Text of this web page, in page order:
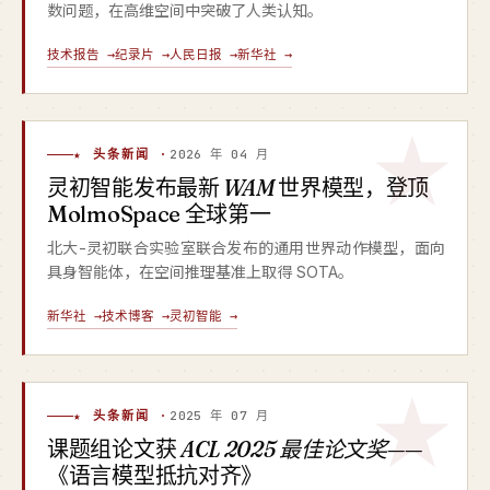
数问题，在高维空间中突破了人类认知。
技术报告 →纪录片 →人民日报 →新华社 →
★ 头条新闻 · 2026 年 04 月
灵初智能发布最新 WAM世界模型，登顶
MolmoSpace 全球第一
北大-灵初联合实验室联合发布的通用世界动作模型，面向
具身智能体，在空间推理基准上取得 SOTA。
新华社 →技术博客 →灵初智能 →
★ 头条新闻 · 2025 年 07 月
课题组论文获ACL 2025 最佳论文奖——
《语言模型抵抗对齐》